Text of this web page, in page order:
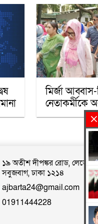
গুপ্ত
ফুড
মির্জা
নেতাকর্মীকে
১৯ অতীশ দীপঙ্কর রোড, লেভেল ৪,
সবুজবাগ, ঢাকা ১২১৪
ajbarta24@gmail.com
01911444228